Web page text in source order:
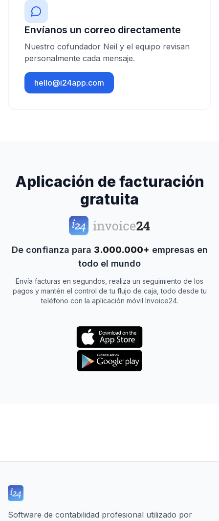
Envíanos un correo directamente
Nuestro cofundador Neil y el equipo revisan
personalmente cada mensaje.
hello@i24app.com
Aplicación de facturación
gratuita
De confianza para 3.000.000+ empresas en
todo el mundo
Envía facturas en segundos, realiza un seguimiento de los
pagos y mantén el control de tu flujo de caja, todo desde tu
teléfono con la aplicación móvil Invoice24.
Software de contabilidad profesional utilizado por